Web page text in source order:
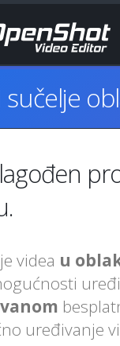
videa u
uređivanje